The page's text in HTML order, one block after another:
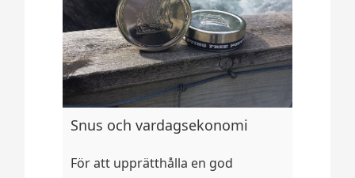
Snus och vardagsekonomi
För att upprätthålla en god